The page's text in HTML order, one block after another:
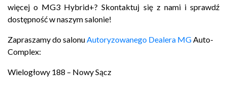
więcej o MG3 Hybrid+? Skontaktuj się z nami i sprawdź
dostępność w naszym salonie!
Zapraszamy do salonuAutoryzowanego Dealera MGAuto-
Complex:
Wielogłowy 188 – Nowy Sącz